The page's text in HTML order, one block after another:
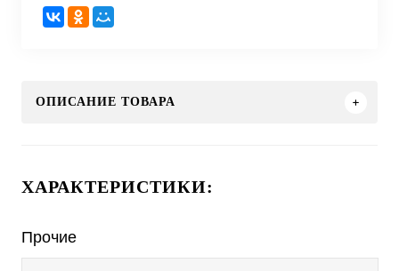
ОПИСАНИЕ ТОВАРА
ХАРАКТЕРИСТИКИ:
Прочие